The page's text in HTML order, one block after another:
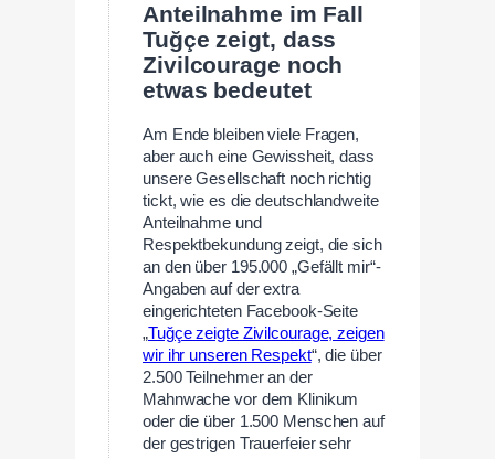
Anteilnahme im Fall
Tuğçe zeigt, dass
Zivilcourage noch
etwas bedeutet
Am Ende bleiben viele Fragen,
aber auch eine Gewissheit, dass
unsere Gesellschaft noch richtig
tickt, wie es die deutschlandweite
Anteilnahme und
Respektbekundung zeigt, die sich
an den über 195.000 „Gefällt mir“-
Angaben auf der extra
eingerichteten Facebook-Seite
„Tuğçe zeigte Zivilcourage, zeigen
wir ihr unseren Respekt“, die über
2.500 Teilnehmer an der
Mahnwache vor dem Klinikum
oder die über 1.500 Menschen auf
der gestrigen Trauerfeier sehr